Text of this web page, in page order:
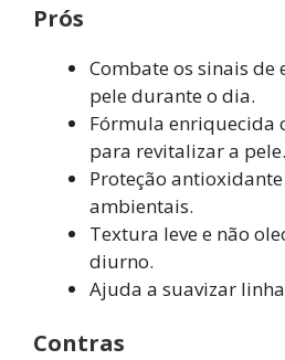
Prós
Combate os sinais de
pele durante o dia.
Fórmula enriquecida
para revitalizar a pele.
Proteção
ambientais.
Textura leve e não
diurno.
Ajuda a suavizar
Contras